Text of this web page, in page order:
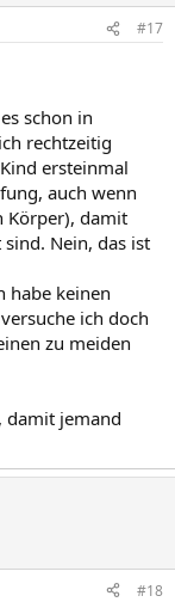
#17
schon in
rechtzeitig
ersteinmal
auch wenn
Körper), damit
Nein, das ist
habe keinen
ich doch
zu meiden
damit jemand
#18